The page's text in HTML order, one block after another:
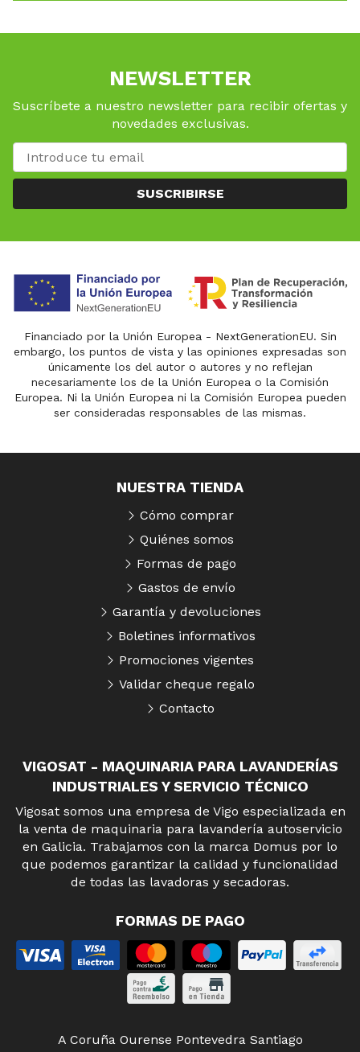
NEWSLETTER
Suscríbete a nuestro newsletter para recibir ofertas y
novedades exclusivas.
SUSCRIBIRSE
Financiado por la Unión Europea - NextGenerationEU. Sin
embargo, los puntos de vista y las opiniones expresadas son
únicamente los del autor o autores y no reflejan
necesariamente los de la Unión Europea o la Comisión
Europea. Ni la Unión Europea ni la Comisión Europea pueden
ser consideradas responsables de las mismas.
VIGOSAT - MAQUINARIA PARA LAVANDERÍAS
INDUSTRIALES Y SERVICIO TÉCNICO
Vigosat somos una empresa de Vigo especializada en
la venta de maquinaria para lavandería autoservicio
en Galicia. Trabajamos con la marca Domus por lo
que podemos garantizar la calidad y funcionalidad
de todas las lavadoras y secadoras.
FORMAS DE PAGO
NUESTRA TIENDA
Cómo comprar
Quiénes somos
Formas de pago
Gastos de envío
Garantía y devoluciones
Boletines informativos
Promociones vigentes
Validar cheque regalo
Contacto
A Coruña Ourense Pontevedra Santiago